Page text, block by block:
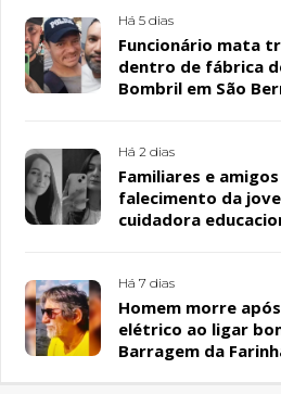
Há 5 dias
Funcionário mata
dentro de fábrica
Bombril em São
Há 2 dias
Familiares e
falecimento da
cuidadora
Há 7 dias
Homem morre
elétrico ao ligar
Barragem da